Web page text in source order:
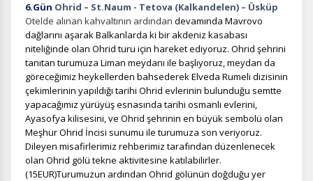
6.Gün Ohrid – St.Naum - Tetova (Kalkandelen) – Üsküp
Otelde alınan kahvaltının ardından devamında Mavrovo
dağlarını aşarak Balkanlarda ki bir akdeniz kasabası
niteliğinde olan Ohrid turu için hareket ediyoruz. Ohrid şehrini
tanıtan turumuza Liman meydanı ile başlıyoruz, meydan da
göreceğimiz heykellerden bahsederek Elveda Rumeli dizisinin
çekimlerinin yapıldığı tarihi Ohrid evlerinin bulunduğu semtte
yapacağımız yürüyüş esnasında tarihi osmanlı evlerini,
Ayasofya kilisesini, ve Ohrid şehrinin en büyük sembolü olan
Meşhur Ohrid İncisi sunumu ile turumuza son veriyoruz.
Dileyen misafirlerimiz rehberimiz tarafından düzenlenecek
olan Ohrid gölü tekne aktivitesine katılabilirler.
(15EUR)Turumuzun ardından Ohrid gölünün doğduğu yer